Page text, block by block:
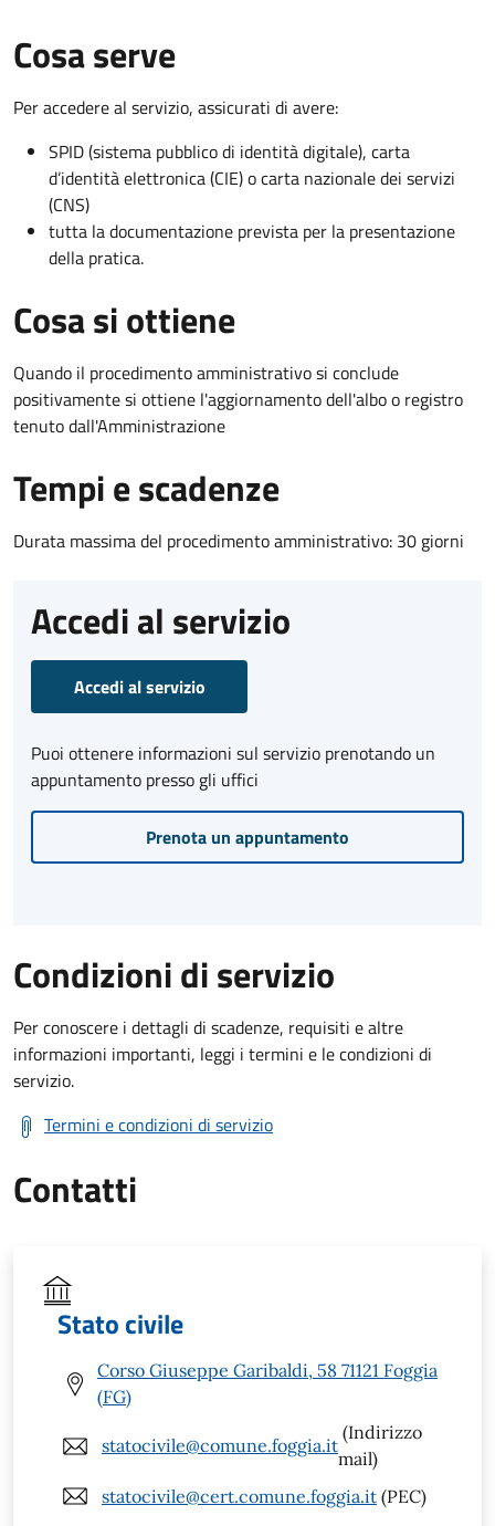
Cosa serve
Per accedere al servizio, assicurati di avere:
SPID (sistema pubblico di identità digitale), carta
d’identità elettronica (CIE) o carta nazionale dei servizi
(CNS)
tutta la documentazione prevista per la presentazione
della pratica.
Cosa si ottiene
Quando il procedimento amministrativo si conclude
positivamente si ottiene l'aggiornamento dell'albo o registro
tenuto dall'Amministrazione
Tempi e scadenze
Durata massima del procedimento amministrativo: 30 giorni
Accedi al servizio
Accedi al servizio
Puoi ottenere informazioni sul servizio prenotando un
appuntamento presso gli uffici
Prenota un appuntamento
Condizioni di servizio
Per conoscere i dettagli di scadenze, requisiti e altre
informazioni importanti, leggi i termini e le condizioni di
servizio.
Termini e condizioni di servizio
Contatti
Stato civile
Corso Giuseppe Garibaldi, 58 71121 Foggia
(FG)
statocivile@comune.foggia.it
(Indirizzo
mail)
statocivile@cert.comune.foggia.it (PEC)